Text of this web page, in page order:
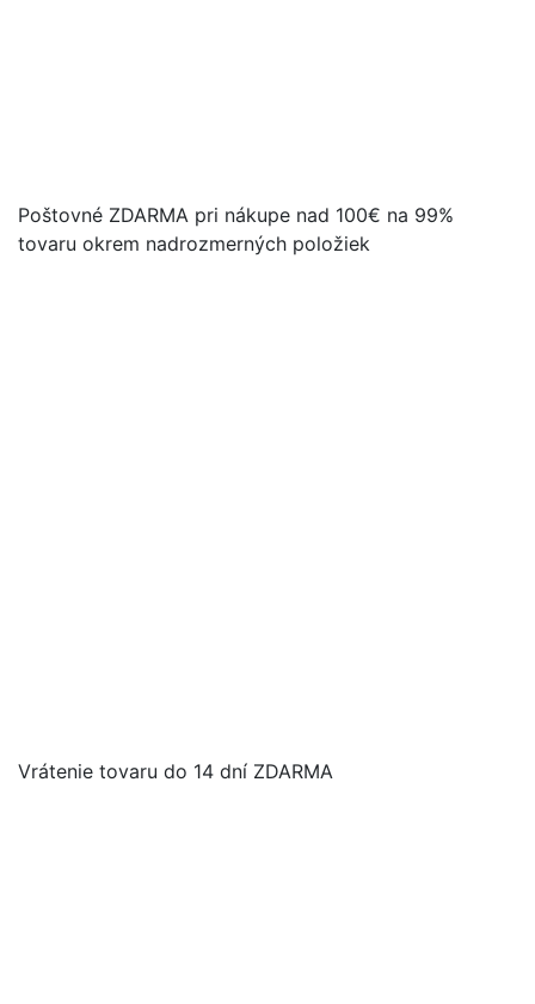
Poštovné ZDARMA pri nákupe nad 100€ na 99%
tovaru okrem nadrozmerných položiek
Vrátenie tovaru do 14 dní ZDARMA